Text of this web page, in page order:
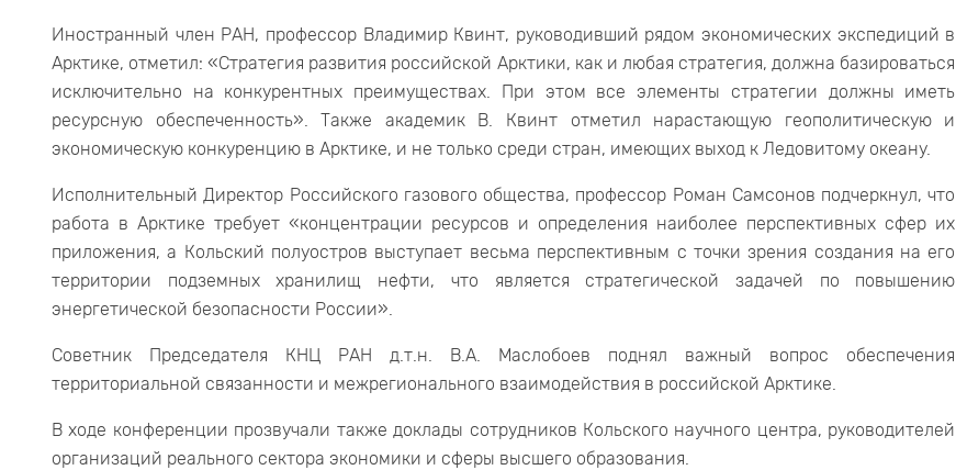
Иностранный член РАН, профессор Владимир Квинт, руководивший рядом экономических экспедиций в
Арктике, отметил: «Стратегия развития российской Арктики, как и любая стратегия, должна базироваться
исключительно на конкурентных преимуществах. При этом все элементы стратегии должны иметь
ресурсную обеспеченность». Также академик В. Квинт отметил нарастающую геополитическую и
экономическую конкуренцию в Арктике, и не только среди стран, имеющих выход к Ледовитому океану.
Исполнительный Директор Российского газового общества, профессор Роман Самсонов подчеркнул, что
работа в Арктике требует «концентрации ресурсов и определения наиболее перспективных сфер их
приложения, а Кольский полуостров выступает весьма перспективным с точки зрения создания на его
территории подземных хранилищ нефти, что является стратегической задачей по повышению
энергетической безопасности России».
Советник Председателя КНЦ РАН д.т.н. В.А. Маслобоев поднял важный вопрос обеспечения
территориальной связанности и межрегионального взаимодействия в российской Арктике.
В ходе конференции прозвучали также доклады сотрудников Кольского научного центра, руководителей
организаций реального сектора экономики и сферы высшего образования.